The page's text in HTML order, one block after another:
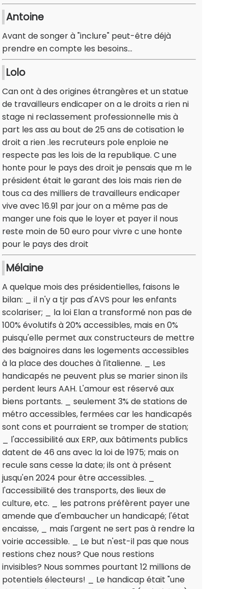
Antoine
Avant de songer à "inclure" peut-être déjà
prendre en compte les besoins...
Lolo
Can ont à des origines étrangères et un statue
de travailleurs endicaper on a le droits a rien ni
stage ni reclassement professionnelle mis à
part les ass au bout de 25 ans de cotisation le
droit a rien .les recruteurs pole enploie ne
respecte pas les lois de la republique. C une
honte pour le pays des droit je pensais que m le
président était le garant des lois mais rien de
tous ca des milliers de travailleurs endicaper
vive avec 16.91 par jour on a même pas de
manger une fois que le loyer et payer il nous
reste moin de 50 euro pour vivre c une honte
pour le pays des droit
Mélaine
A quelque mois des présidentielles, faisons le
bilan: _ il n'y a tjr pas d'AVS pour les enfants
scolariser; _ la loi Elan a transformé non pas de
100% évolutifs à 20% accessibles, mais en 0%
puisqu'elle permet aux constructeurs de mettre
des baignoires dans les logements accessibles
à la place des douches à l'italienne. _ Les
handicapés ne peuvent plus se marier sinon ils
perdent leurs AAH. L'amour est réservé aux
biens portants. _ seulement 3% de stations de
métro accessibles, fermées car les handicapés
sont cons et pourraient se tromper de station;
_ l'accessibilité aux ERP, aux bâtiments publics
datent de 46 ans avec la loi de 1975; mais on
recule sans cesse la date; ils ont à présent
jusqu'en 2024 pour être accessibles. _
l'accessibilité des transports, des lieux de
culture, etc. _ les patrons préfèrent payer une
amende que d'embaucher un handicapé; l'état
encaisse, _ mais l'argent ne sert pas à rendre la
voirie accessible. _ Le but n'est-il pas que nous
restions chez nous? Que nous restions
invisibles? Nous sommes pourtant 12 millions de
potentiels électeurs! _ Le handicap était "une